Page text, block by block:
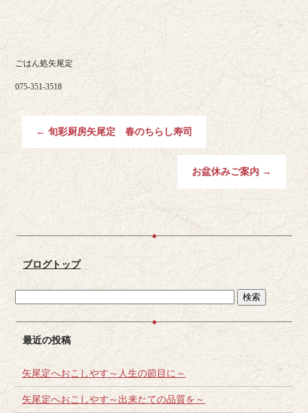
ごはん処矢尾定
075-351-3518
← 旬彩厨房矢尾定 春のちらし寿司
お盆休みご案内 →
ブログトップ
最近の投稿
矢尾定へおこしやす～人生の節目に～
矢尾定へおこしやす～出来たての品質を～